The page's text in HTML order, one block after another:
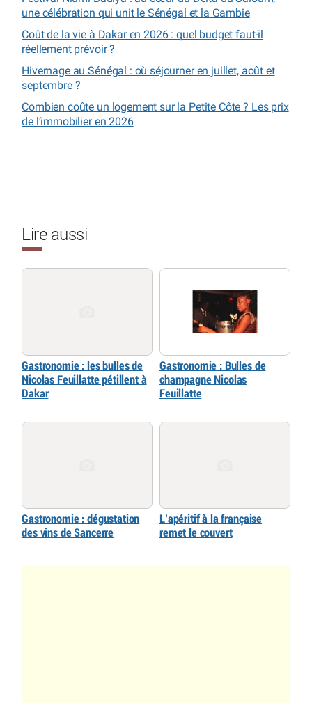
une célébration qui unit le Sénégal et la Gambie
Coût de la vie à Dakar en 2026 : quel budget faut-il
réellement prévoir ?
Hivernage au Sénégal : où séjourner en juillet, août et
septembre ?
Combien coûte un logement sur la Petite Côte ? Les prix
de l’immobilier en 2026
Lire aussi
Gastronomie : les bulles de
Nicolas Feuillatte pétillent à
Dakar
Gastronomie : Bulles de
champagne Nicolas
Feuillatte
Gastronomie : dégustation
des vins de Sancerre
L’apéritif à la française
remet le couvert